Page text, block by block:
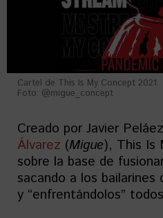
Cartel de This Is My Concept 2021.
Foto: @migue_concept
Creado por Javier
Álvarez (Migue), This Is
sobre la base de
sacando a los
y “enfrentándolos”